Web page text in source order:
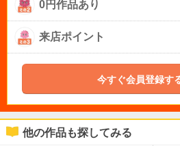
0円作品あり
来店ポイント
今すぐ会員登録す
他の作品も探してみる